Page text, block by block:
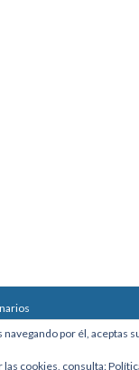
Arcadia, Mezzanine,
por él, aceptas
cookies, consulta: